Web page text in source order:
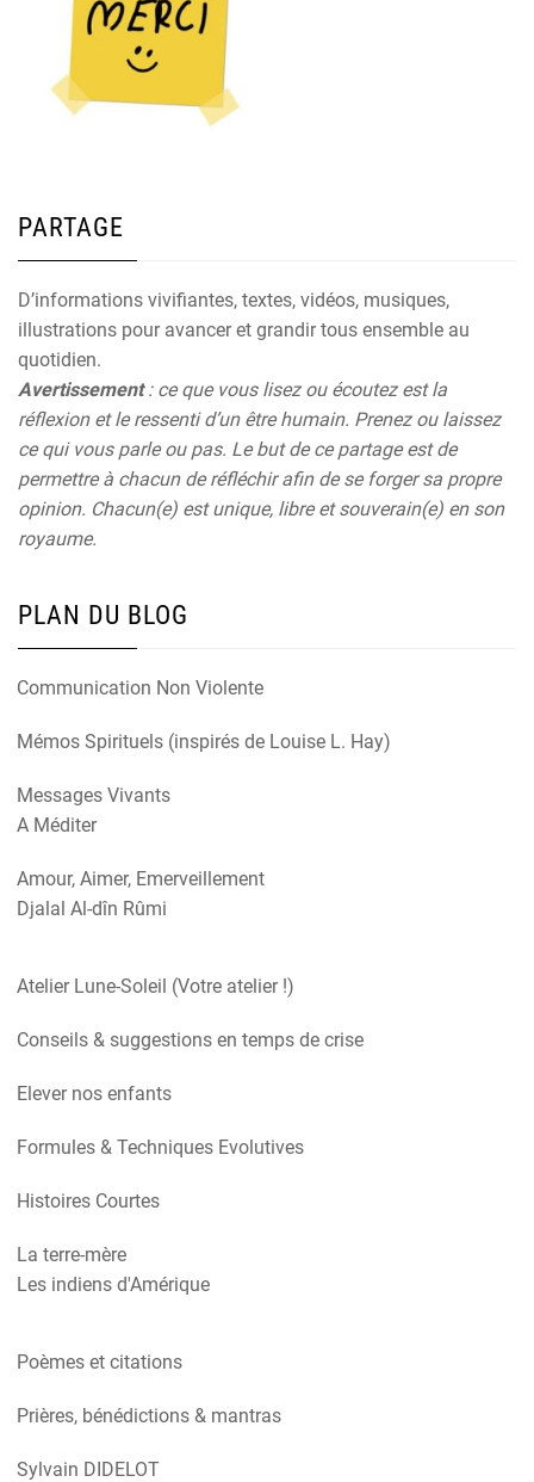
PARTAGE
D’informations vivifiantes, textes, vidéos, musiques,
illustrations pour avancer et grandir tous ensemble au
quotidien.
Avertissement: ce que vous lisez ou écoutez est la
réflexion et le ressenti d’un être humain. Prenez ou laissez
ce qui vous parle ou pas. Le but de ce partage est de
permettre à chacun de réfléchir afin de se forger sa propre
opinion. Chacun(e) est unique, libre et souverain(e) en son
royaume.
PLAN DU BLOG
Communication Non Violente
Mémos Spirituels (inspirés de Louise L. Hay)
Messages Vivants
A Méditer
Amour, Aimer, Emerveillement
Djalal Al-dîn Rûmi
Atelier Lune-Soleil (Votre atelier !)
Conseils & suggestions en temps de crise
Elever nos enfants
Formules & Techniques Evolutives
Histoires Courtes
La terre-mère
Les indiens d'Amérique
Poèmes et citations
Prières, bénédictions & mantras
Sylvain DIDELOT